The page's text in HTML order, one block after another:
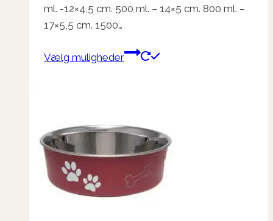
ml. -12×4,5 cm. 500 ml. – 14×5 cm. 800 ml. –
17×5,5 cm. 1500…
Vælg muligheder
Dette
Mulighederne
kan
vælges
på